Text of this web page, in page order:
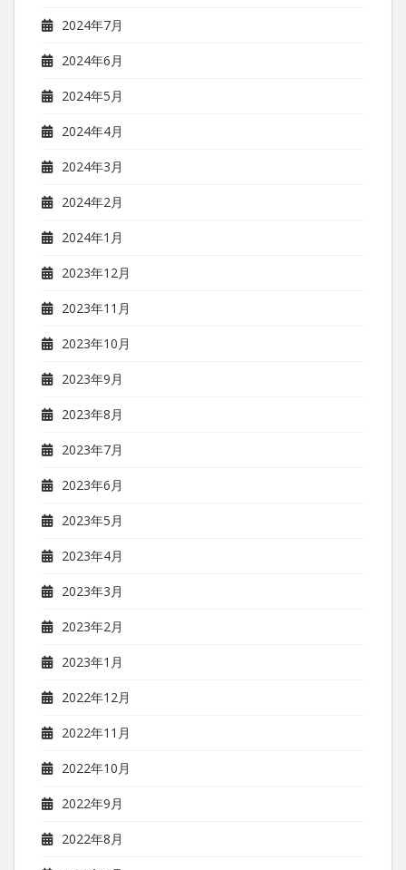
2024年7月
2024年6月
2024年5月
2024年4月
2024年3月
2024年2月
2024年1月
2023年12月
2023年11月
2023年10月
2023年9月
2023年8月
2023年7月
2023年6月
2023年5月
2023年4月
2023年3月
2023年2月
2023年1月
2022年12月
2022年11月
2022年10月
2022年9月
2022年8月